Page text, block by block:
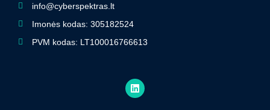
info@cyberspektras.lt
Imonės kodas: 305182524
PVM kodas: LT100016766613